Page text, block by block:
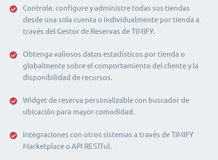
Controle, configure y administre todas sus tiendas
desde una sola cuenta o individualmente por tienda a
través del Gestor de Reservas de TIMIFY.
Obtenga valiosos datos estadísticos por tienda o
globalmente sobre el comportamiento del cliente y la
disponibilidad de recursos.
Widget de reserva personalizable con buscador de
ubicación para mayor comodidad.
Integraciones con otros sistemas a través de TIMIFY
Marketplace o API RESTful.